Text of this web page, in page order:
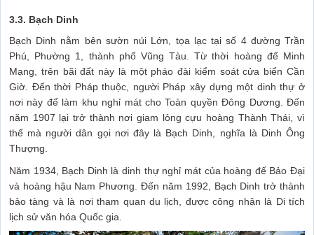
3.3. Bạch Dinh
Bạch Dinh nằm bên sườn núi Lớn, tọa lạc tại số 4 đường Trần
Phú, Phường 1, thành phố Vũng Tàu. Từ thời hoàng đế Minh
Mạng, trên bãi đất này là một pháo đài kiểm soát cửa biển Cần
Giờ. Đến thời Pháp thuộc, người Pháp xây dựng một dinh thự ở
nơi này để làm khu nghỉ mát cho Toàn quyền Đông Dương. Đến
năm 1907 lại trở thành nơi giam lỏng cựu hoàng Thành Thái, vì
thế mà người dân gọi nơi đây là Bạch Dinh, nghĩa là Dinh Ông
Thượng.
Năm 1934, Bạch Dinh là dinh thự nghỉ mát của hoàng đế Bảo Đại
và hoàng hậu Nam Phương. Đến năm 1992, Bạch Dinh trở thành
bảo tàng và là nơi tham quan du lịch, được công nhận là Di tích
lịch sử văn hóa Quốc gia.